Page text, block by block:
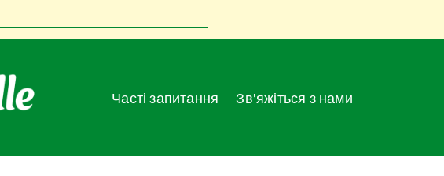
Часті запитання Зв'яжіться з нами